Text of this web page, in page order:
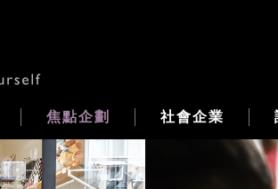
焦點企劃 社會企業